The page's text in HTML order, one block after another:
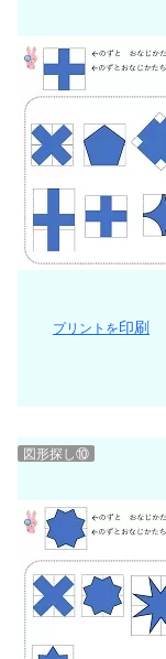
プリントを印刷
図形探し⑩